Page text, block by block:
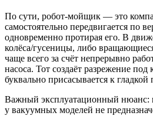
По сути, робот‑мойщик — это
самостоятельно передвигается по
одновременно протирая его. В
колёса/гусеницы, либо
чаще всего за счёт непрерывно
насоса. Тот создаёт разрежение
буквально присасывается к гладкой
Важный эксплуатационный нюанс:
у вакуумных моделей не